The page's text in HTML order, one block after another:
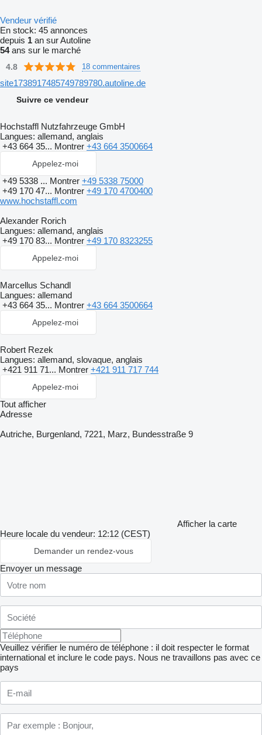
Vendeur vérifié
En stock: 45 annonces
depuis 1 an sur Autoline
54ans sur le marché
4.8 18 commentaires
site1738917485749789780.autoline.de
Suivre ce vendeur
Hochstaffl Nutzfahrzeuge GmbH
Langues: allemand, anglais
+43 664 35... Montrer +43 664 3500664
Appelez-moi
+49 5338 ... Montrer +49 5338 75000
+49 170 47... Montrer +49 170 4700400
www.hochstaffl.com
Alexander Rorich
Langues: allemand, anglais
+49 170 83... Montrer +49 170 8323255
Appelez-moi
Marcellus Schandl
Langues: allemand
+43 664 35... Montrer +43 664 3500664
Appelez-moi
Robert Rezek
Langues: allemand, slovaque, anglais
+421 911 71... Montrer +421 911 717 744
Appelez-moi
Tout afficher
Adresse
Autriche, Burgenland, 7221, Marz, Bundesstraße 9
Afficher la carte
Heure locale du vendeur: 12:12 (CEST)
Demander un rendez-vous
Envoyer un message
Veuillez vérifier le numéro de téléphone : il doit respecter le format
international et inclure le code pays. Nous ne travaillons pas avec ce
pays